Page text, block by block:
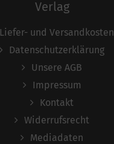
Verlag
Liefer- und Versandkosten
Datenschutzerklärung
Unsere AGB
Impressum
Kontakt
Widerrufsrecht
Mediadaten